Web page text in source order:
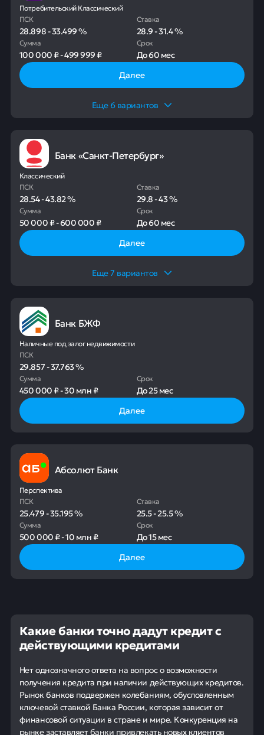
Потребительский Классический
ПСК
28.898-33.499%
Ставка
28.9-31.4%
Сумма
100 000 ₽-499 999 ₽
Срок
До60 мес
Далее
Еще6 вариантов
Банк «Санкт-Петербург»
Классический
ПСК
28.54-43.82%
Ставка
29.8-43%
Сумма
50 000 ₽-600 000 ₽
Срок
До60 мес
Далее
Еще7 вариантов
Банк БЖФ
Наличные под залог недвижимости
ПСК
29.857-37.763%
Сумма
450 000 ₽-30 млн ₽
Срок
До25 мес
Далее
Абсолют Банк
Перспектива
ПСК
25.479-35.195%
Ставка
25.5-25.5%
Сумма
500 000 ₽-10 млн ₽
Срок
До15 мес
Далее
Какие банки точно дадут кредит с
действующими кредитами
Нет однозначного ответа на вопрос о возможности
получения кредита при наличии действующих кредитов.
Рынок банков подвержен колебаниям, обусловленным
ключевой ставкой Банка России, которая зависит от
финансовой ситуации в стране и мире. Конкуренция на
рынке заставляет банки привлекать новых клиентов